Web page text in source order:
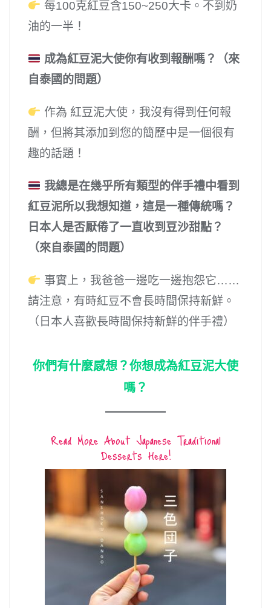
每100克紅豆含150~250大卡。不到奶
油的一半！
成為紅豆泥大使你有收到報酬嗎？（來
自泰國的問題）
作為 紅豆泥大使，我沒有得到任何報
酬，但將其添加到您的簡歷中是一個很有
趣的話題！
我總是在幾乎所有類型的伴手禮中看到
紅豆泥所以我想知道，這是一種傳統嗎？
日本人是否厭倦了一直收到豆沙甜點？
（來自泰國的問題）
事實上，我爸爸一邊吃一邊抱怨它……
請注意，有時紅豆不會長時間保持新鮮。
（日本人喜歡長時間保持新鮮的伴手禮）
你們有什麼感想？你想成為紅豆泥大使
嗎？
Read More About Japanese Traditional
Desserts Here!